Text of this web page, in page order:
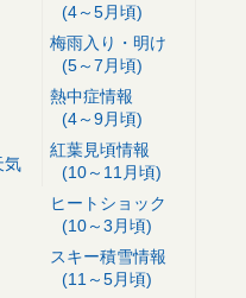
気
(4～5月頃)
梅雨入り・明け
(5～7月頃)
熱中症情報
(4～9月頃)
紅葉見頃情報
(10～11月頃)
ヒートショック
(10～3月頃)
スキー積雪情報
(11～5月頃)